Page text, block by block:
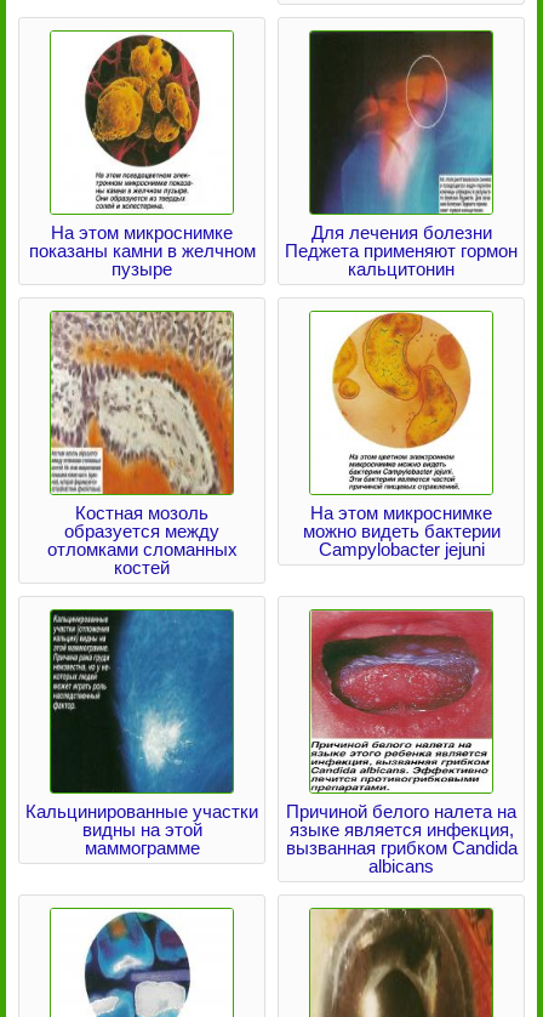
На этом микроснимке
показаны камни в желчном
пузыре
Для лечения болезни
Педжета применяют гормон
кальцитонин
Костная мозоль
образуется между
отломками сломанных
костей
На этом микроснимке
можно видеть бактерии
Campylobacter jejuni
Кальцинированные участки
видны на этой
маммограмме
Причиной белого налета на
языке является инфекция,
вызванная грибком Candida
albicans